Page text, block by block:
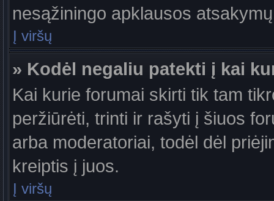
nesąžiningo apklausos
Į viršų
» Kodėl negaliu patekti į kai
Kai kurie forumai skirti tik tam
peržiūrėti, trinti ir rašyti į šiuos
arba moderatoriai, todėl dėl
kreiptis į juos.
Į viršų